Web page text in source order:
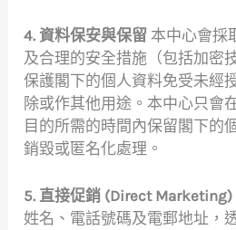
4. 資料保安與保留 本中心會採
及合理的安全措施（包括加密
保護閣下的個人資料免受未經
除或作其他用途。本中心只會
目的所需的時間內保留閣下的
銷毀或匿名化處理。
5. 直接促銷 (Direct Marketing)
姓名、電話號碼及電郵地址，